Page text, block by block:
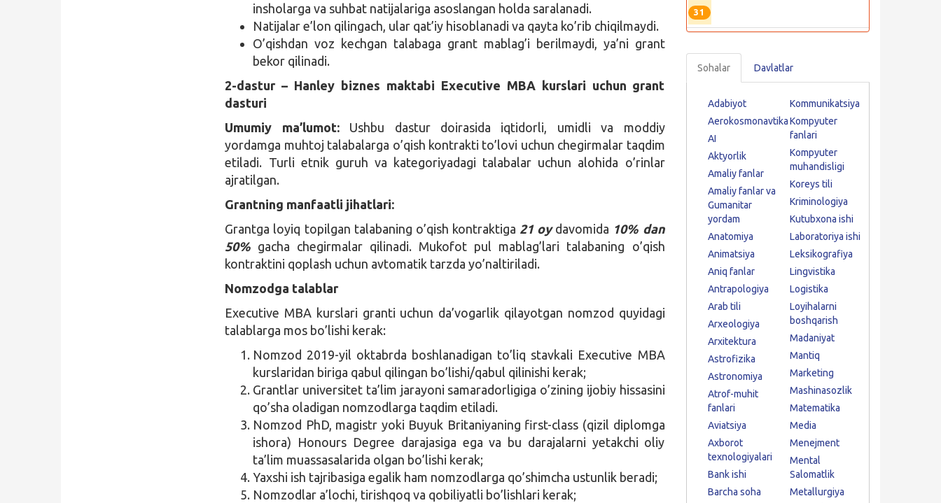
insholarga va suhbat natijalariga asoslangan holda saralanadi.
Natijalar e’lon qilingach, ular qat’iy hisoblanadi va qayta ko’rib chiqilmaydi.
O’qishdan voz kechgan talabaga grant mablag’i berilmaydi, ya’ni grant
bekor qilinadi.
2-dastur – Hanley biznes maktabi Executive MBA kurslari uchun grant
dasturi
Umumiy ma’lumot: Ushbu dastur doirasida iqtidorli, umidli va moddiy
yordamga muhtoj talabalarga o’qish kontrakti to’lovi uchun chegirmalar taqdim
etiladi. Turli etnik guruh va kategoriyadagi talabalar uchun alohida o’rinlar
ajratilgan.
Grantning manfaatli jihatlari:
Grantga loyiq topilgan talabaning o’qish kontraktiga 21 oydavomida 10% dan
50% gacha chegirmalar qilinadi. Mukofot pul mablag’lari talabaning o’qish
kontraktini qoplash uchun avtomatik tarzda yo’naltiriladi.
Nomzodga talablar
Executive MBA kurslari granti uchun da’vogarlik qilayotgan nomzod quyidagi
talablarga mos bo’lishi kerak:
Nomzod 2019-yil oktabrda boshlanadigan to’liq stavkali Executive MBA
kurslaridan biriga qabul qilingan bo’lishi/qabul qilinishi kerak;
Grantlar universitet ta’lim jarayoni samaradorligiga o’zining ijobiy hissasini
qo’sha oladigan nomzodlarga taqdim etiladi.
Nomzod PhD, magistr yoki Buyuk Britaniyaning first-class (qizil diplomga
ishora) Honours Degree darajasiga ega va bu darajalarni yetakchi oliy
ta’lim muassasalarida olgan bo’lishi kerak;
Yaxshi ish tajribasiga egalik ham nomzodlarga qo’shimcha ustunlik beradi;
Nomzodlar a’lochi, tirishqoq va qobiliyatli bo’lishlari kerak;
31
Sohalar Davlatlar
Adabiyot
Aerokosmonavtika
AI
Aktyorlik
Amaliy fanlar
Amaliy fanlar va
Gumanitar
yordam
Anatomiya
Animatsiya
Aniq fanlar
Antrapologiya
Arab tili
Arxeologiya
Arxitektura
Astrofizika
Astronomiya
Atrof-muhit
fanlari
Aviatsiya
Axborot
texnologiyalari
Bank ishi
Barcha soha
Kommunikatsiya
Kompyuter
fanlari
Kompyuter
muhandisligi
Koreys tili
Kriminologiya
Kutubxona ishi
Laboratoriya ishi
Leksikografiya
Lingvistika
Logistika
Loyihalarni
boshqarish
Madaniyat
Mantiq
Marketing
Mashinasozlik
Matematika
Media
Menejment
Mental
Salomatlik
Metallurgiya